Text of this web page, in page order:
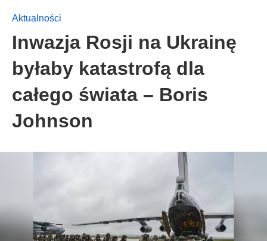
Aktualności
Inwazja Rosji na Ukrainę
byłaby katastrofą dla
całego świata – Boris
Johnson